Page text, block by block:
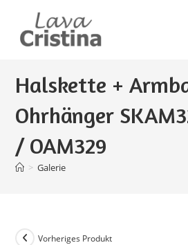
springen
Halskette +
Ohrhänger
/ OAM329
> Galerie
Vorheriges Produkt